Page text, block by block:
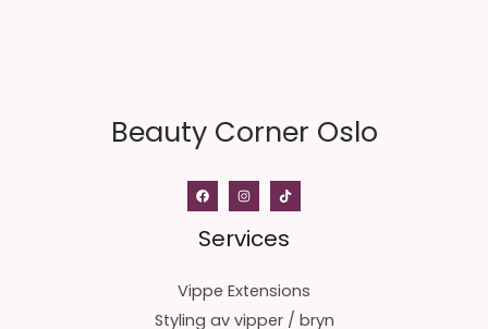
Beauty Corner Oslo
Services
Vippe Extensions
Styling av vipper / bryn